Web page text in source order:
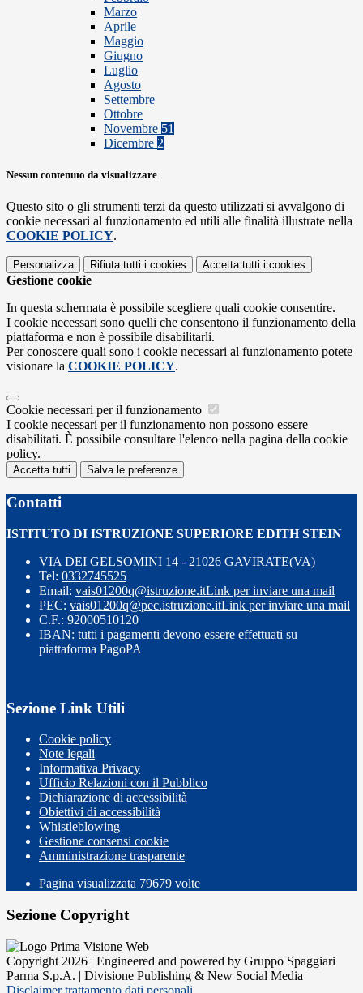
Marzo
Aprile
Maggio
Giugno
Luglio
Agosto
Settembre
Ottobre
Novembre 51
Dicembre 2
Nessun contenuto da visualizzare
Questo sito o gli strumenti terzi da questo utilizzati si avvalgono di
cookie necessari al funzionamento ed utili alle finalità illustrate nella
COOKIE POLICY.
Personalizza Rifiuta tutti i cookies Accetta tutti i cookies
Gestione cookie
In questa schermata è possibile scegliere quali cookie consentire.
I cookie necessari sono quelli che consentono il funzionamento della
piattaforma e non è possibile disabilitarli.
Per conoscere quali sono i cookie necessari al funzionamento potete
visionare la COOKIE POLICY.
Cookie necessari per il funzionamento
I cookie necessari per il funzionamento non possono essere
disabilitati. È possibile consultare l'elenco nella pagina della cookie
policy.
Accetta tutti Salva le preferenze
Contatti
ISTITUTO DI ISTRUZIONE SUPERIORE EDITH STEIN
VIA DEI GELSOMINI 14 - 21026 GAVIRATE(VA)
Tel: 0332745525
Email: vais01200q@istruzione.itLink per inviare una mail
PEC: vais01200q@pec.istruzione.itLink per inviare una mail
C.F.: 92000510120
IBAN: tutti i pagamenti devono essere effettuati su
piattaforma PagoPA
Sezione Link Utili
Cookie policy
Note legali
Informativa Privacy
Ufficio Relazioni con il Pubblico
Dichiarazione di accessibilità
Obiettivi di accessibilità
Whistleblowing
Gestione consensi cookie
Amministrazione trasparente
Pagina visualizzata 79679 volte
Sezione Copyright
Copyright 2026 | Engineered and powered by Gruppo Spaggiari
Parma S.p.A. | Divisione Publishing & New Social Media
Disclaimer trattamento dati personali